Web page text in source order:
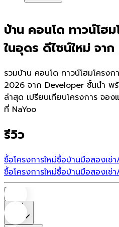
บ้าน คอนโด ทาวน์โฮ
ในอุดร ดีไซน์ใหม่ จา
รวมบ้าน คอนโด ทาวน์โฮมโครงก
2026 จาก Developer ชั้นนำ พร้
ล่าสุด เปรียบเทียบโครงการ จอ
ที่ NaYoo
รีวิว
ซื้อโครงการใหม่ซื้อบ้านมือสองเช่
ซื้อโครงการใหม่ซื้อบ้านมือสองเช่